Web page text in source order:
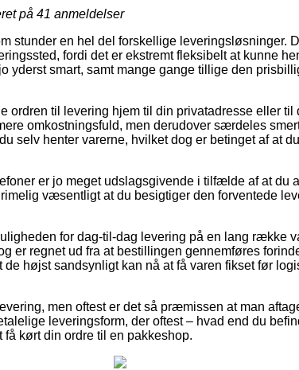
på 41 anmeldelser
stunder en hel del forskellige leveringsløsninger.
fordi det er ekstremt fleksibelt at kunne
yderst smart, samt mange gange tillige den
ordren til levering hjem til din privatadresse eller til
omkostningsfuld, men derudover særdeles
selv henter varerne, hvilket dog er betinget af at
er jo meget udslagsgivende i tilfælde af at du
væsentligt at du besigtiger den forventede
for dag-til-dag levering på en lang række
er regnet ud fra at bestillingen gennemføres
højst sandsynligt kan nå at få varen fikset før
men oftest er det så præmissen at man
leveringsform, der oftest – hvad end du
kørt din ordre til en pakkeshop.